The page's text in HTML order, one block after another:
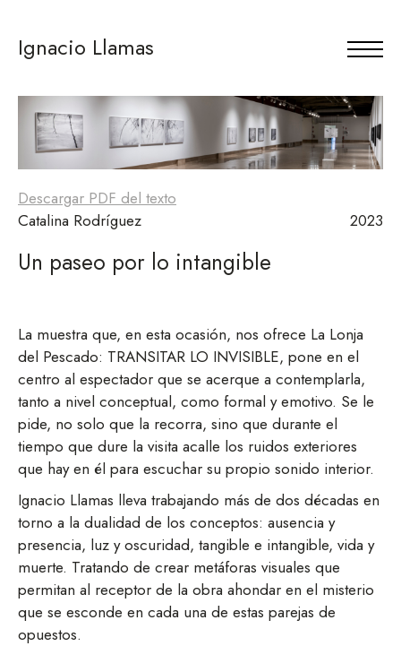
Ignacio Llamas
Catalina Rodríguez 2023
Descargar PDF del texto
Un paseo por lo intangible
La muestra que, en esta ocasión, nos ofrece La Lonja
del Pescado: TRANSITAR LO INVISIBLE, pone en el
centro al espectador que se acerque a contemplarla,
tanto a nivel conceptual, como formal y emotivo. Se le
pide, no solo que la recorra, sino que durante el
tiempo que dure la visita acalle los ruidos exteriores
que hay en él para escuchar su propio sonido interior.
Ignacio Llamas lleva trabajando más de dos décadas en
torno a la dualidad de los conceptos: ausencia y
presencia, luz y oscuridad, tangible e intangible, vida y
muerte. Tratando de crear metáforas visuales que
permitan al receptor de la obra ahondar en el misterio
que se esconde en cada una de estas parejas de
opuestos.